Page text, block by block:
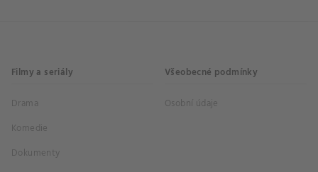
Filmy a seriály
Drama
Komedie
Dokumenty
Všeobecné podmínky
Osobní údaje